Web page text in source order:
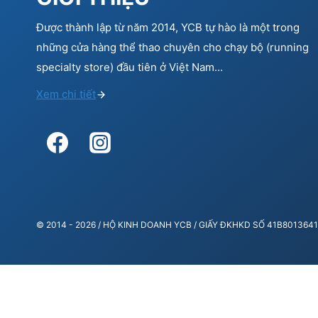
Được thành lập từ năm 2014, YCB tự hào là một trong
những cửa hàng thể thao chuyên cho chạy bộ (running
specialty store) đầu tiên ở Việt Nam…
Xem chi tiết
© 2014 - 2026 / HỘ KINH DOANH YCB / GIẤY ĐKHKD SỐ